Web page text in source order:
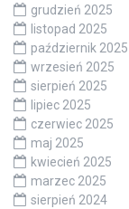
grudzień 2025
listopad 2025
październik 2025
wrzesień 2025
sierpień 2025
lipiec 2025
czerwiec 2025
maj 2025
kwiecień 2025
marzec 2025
sierpień 2024